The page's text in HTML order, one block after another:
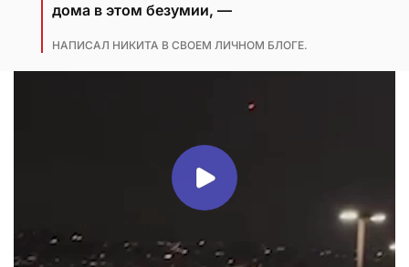
дома в этом безумии, —
НАПИСАЛ НИКИТА В СВОЕМ ЛИЧНОМ БЛОГЕ.